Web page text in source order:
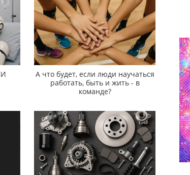
А что будет, если люди научаться
работать, быть и жить - в
команде?